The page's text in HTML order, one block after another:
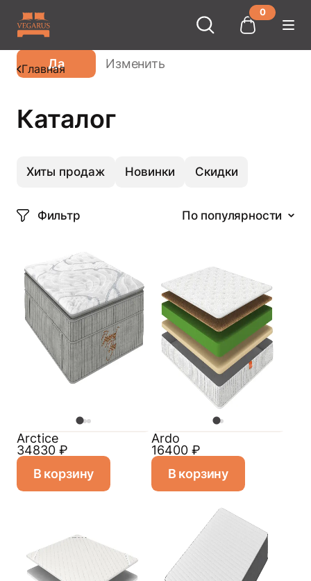
0
Ваш город
Да Изменить
Главная
Каталог
Хиты продаж Новинки Скидки
Фильтр По популярности
Arctice
34830 ₽
В корзину
Ardo
16400 ₽
В корзину